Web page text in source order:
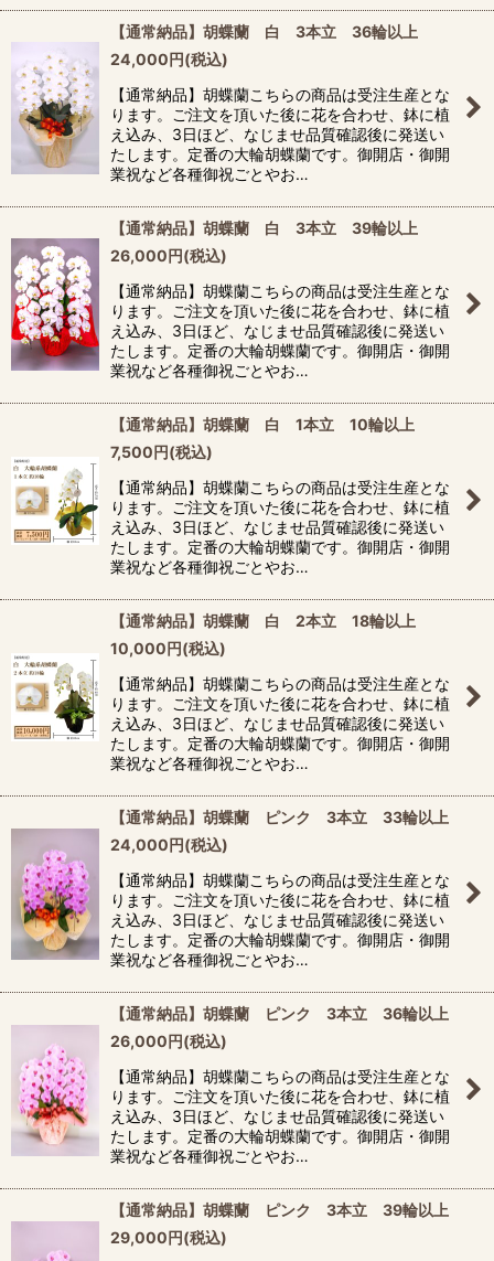
【通常納品】胡蝶蘭 白 3本立 36輪以上
24,000円(税込)
【通常納品】胡蝶蘭こちらの商品は受注生産とな
ります。ご注文を頂いた後に花を合わせ、鉢に植
え込み、3日ほど、なじませ品質確認後に発送い
たします。定番の大輪胡蝶蘭です。御開店・御開
業祝など各種御祝ごとやお…
【通常納品】胡蝶蘭 白 3本立 39輪以上
26,000円(税込)
【通常納品】胡蝶蘭こちらの商品は受注生産とな
ります。ご注文を頂いた後に花を合わせ、鉢に植
え込み、3日ほど、なじませ品質確認後に発送い
たします。定番の大輪胡蝶蘭です。御開店・御開
業祝など各種御祝ごとやお…
【通常納品】胡蝶蘭 白 1本立 10輪以上
7,500円(税込)
【通常納品】胡蝶蘭こちらの商品は受注生産とな
ります。ご注文を頂いた後に花を合わせ、鉢に植
え込み、3日ほど、なじませ品質確認後に発送い
たします。定番の大輪胡蝶蘭です。御開店・御開
業祝など各種御祝ごとやお…
【通常納品】胡蝶蘭 白 2本立 18輪以上
10,000円(税込)
【通常納品】胡蝶蘭こちらの商品は受注生産とな
ります。ご注文を頂いた後に花を合わせ、鉢に植
え込み、3日ほど、なじませ品質確認後に発送い
たします。定番の大輪胡蝶蘭です。御開店・御開
業祝など各種御祝ごとやお…
【通常納品】胡蝶蘭 ピンク 3本立 33輪以上
24,000円(税込)
【通常納品】胡蝶蘭こちらの商品は受注生産とな
ります。ご注文を頂いた後に花を合わせ、鉢に植
え込み、3日ほど、なじませ品質確認後に発送い
たします。定番の大輪胡蝶蘭です。御開店・御開
業祝など各種御祝ごとやお…
【通常納品】胡蝶蘭 ピンク 3本立 36輪以上
26,000円(税込)
【通常納品】胡蝶蘭こちらの商品は受注生産とな
ります。ご注文を頂いた後に花を合わせ、鉢に植
え込み、3日ほど、なじませ品質確認後に発送い
たします。定番の大輪胡蝶蘭です。御開店・御開
業祝など各種御祝ごとやお…
【通常納品】胡蝶蘭 ピンク 3本立 39輪以上
29,000円(税込)